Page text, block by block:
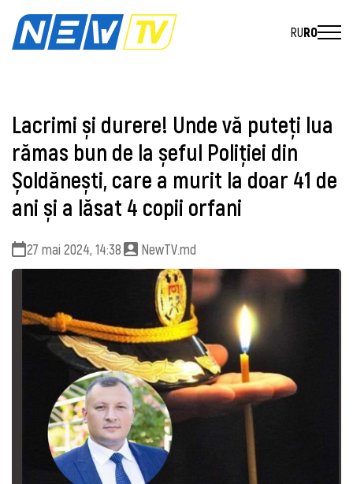
RURO
Lacrimi și durere! Unde vă puteți lua
rămas bun de la șeful Poliției din
Șoldănești, care a murit la doar 41 de
ani și a lăsat 4 copii orfani
27 mai 2024, 14:38 NewTV.md